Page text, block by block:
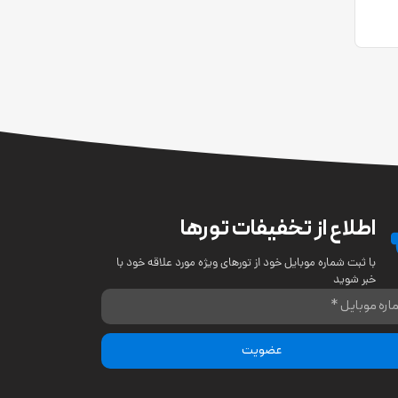
اطلاع از تخفیفات تورها
با ثبت شماره موبایل خود از تورهای ویژه مورد علاقه خود با
خبر شوید
عضویت